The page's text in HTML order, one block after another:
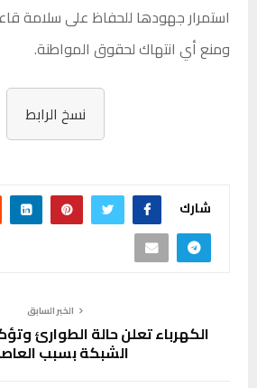
استمرار جهودها للحفاظ على سلامة
ومنع أي انتهاك لحقوق المواطنة.
نسخ الرابط
شارك
الخبر السابق
الكهرباء تعلن حالة الطوارئ
الشبكة بسبب